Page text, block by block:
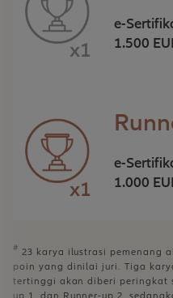
x1
e-
1.500
x1
e-
1.000
# 23 karya ilustrasi pemenang
poin yang dinilai juri. Tiga
tertinggi akan diberi peringkat
up 1, dan Runner-up 2,